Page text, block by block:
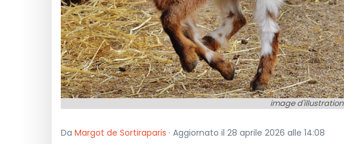
image d'illustration
Da Margot de Sortiraparis · Aggiornato il 28 aprile 2026 alle 14:08